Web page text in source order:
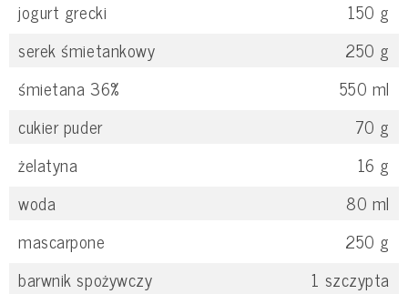
jogurt grecki
150 g
serek śmietankowy
250 g
śmietana 36%
550 ml
cukier puder
70 g
żelatyna
16 g
woda
80 ml
mascarpone
250 g
barwnik spożywczy
1 szczypta